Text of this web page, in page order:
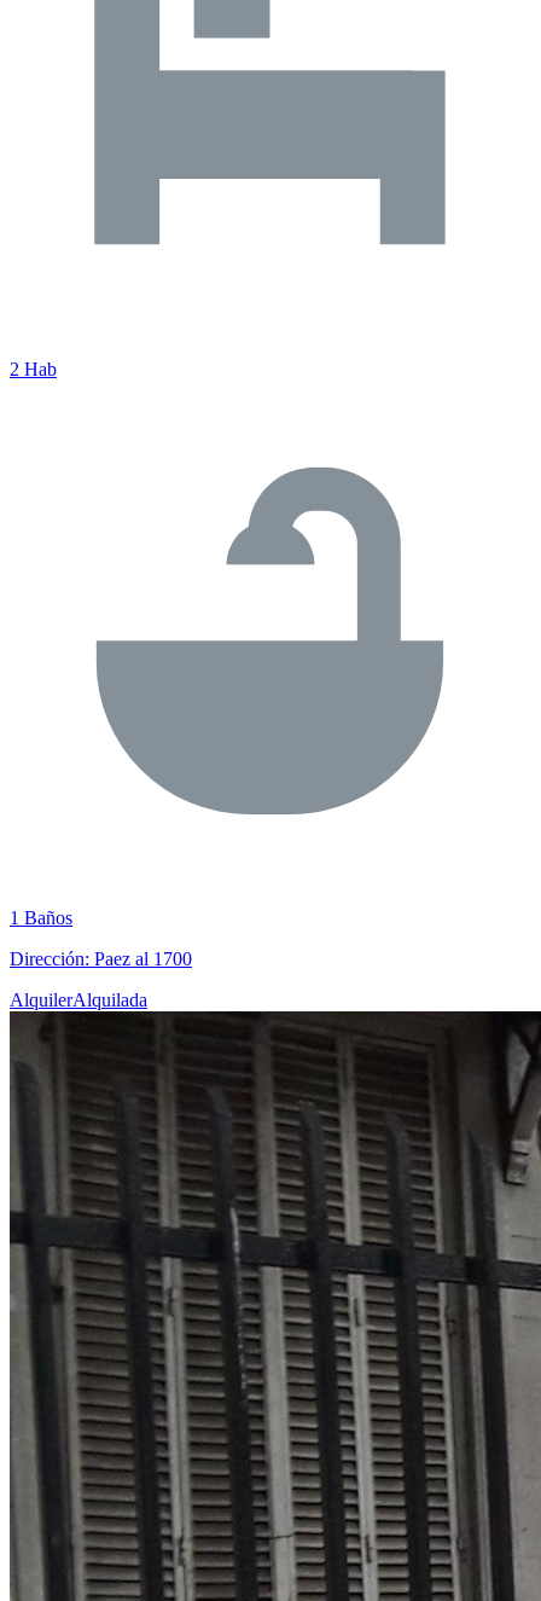
2 Hab
1 Baños
Dirección: Paez al 1700
AlquilerAlquilada